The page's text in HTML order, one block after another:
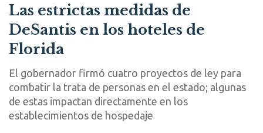
Las estrictas medidas de
DeSantis en los hoteles de
Florida
El gobernador firmó cuatro proyectos de ley para
combatir la trata de personas en el estado; algunas
de estas impactan directamente en los
establecimientos de hospedaje